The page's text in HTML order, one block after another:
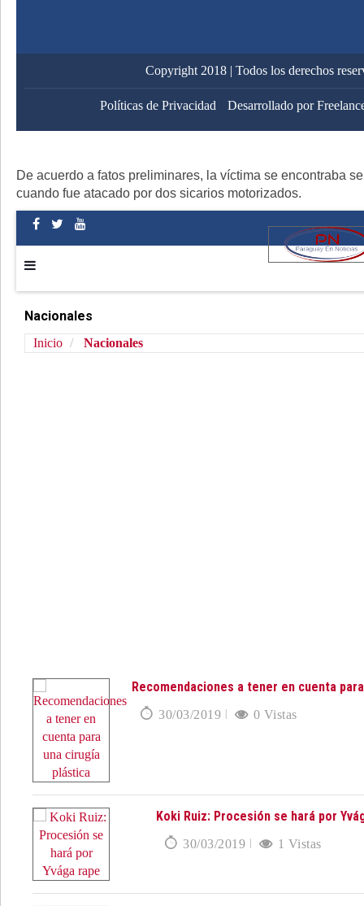
Copyright 2018 | Todos los derechos
Políticas de Privacidad Desarrollado por
De acuerdo a fatos preliminares, la víctima se encontraba
cuando fue atacado por dos sicarios motorizados.
Nacionales
Inicio Nacionales
Recomendaciones a tener en cuenta
30/03/2019 0 Vistas
Koki Ruiz: Procesión se hará por
30/03/2019 1 Vistas